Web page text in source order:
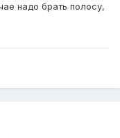
надо брать полосу,